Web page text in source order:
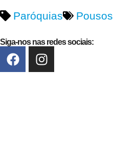
Paróquias
Pousos
Siga-nos nas redes sociais: